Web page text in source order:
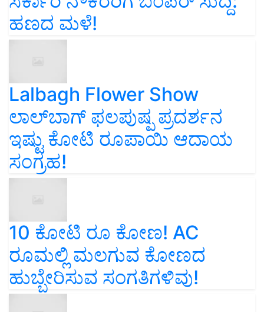
ಹಣದ ಮಳೆ!
Lalbagh Flower Show
ಲಾಲ್‌ಬಾಗ್ ಫಲಪುಷ್ಪ ಪ್ರದರ್ಶನ
ಇಷ್ಟು ಕೋಟಿ ರೂಪಾಯಿ ಆದಾಯ
ಸಂಗ್ರಹ!
10 ಕೋಟಿ ರೂ ಕೋಣ! AC
ರೂಮಲ್ಲಿ ಮಲಗುವ ಕೋಣದ
ಹುಬ್ಬೇರಿಸುವ ಸಂಗತಿಗಳಿವು!